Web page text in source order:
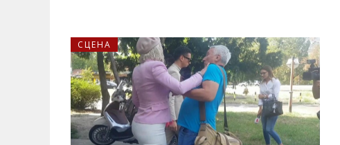
СЦЕНА